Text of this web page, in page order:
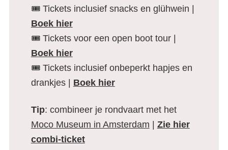
🎟️ Tickets inclusief snacks en glühwein |
Boek hier
🎟️ Tickets voor een open boot tour |
Boek hier
🎟️ Tickets inclusief onbeperkt hapjes en
drankjes | Boek hier
Tip: combineer je rondvaart met het
Moco Museum in Amsterdam
Zie hier
combi-ticket